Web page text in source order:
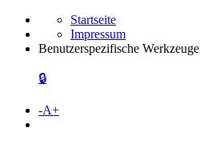
Startseite
Impressum
Benutzerspezifische Werkzeuge
🔒
-A+